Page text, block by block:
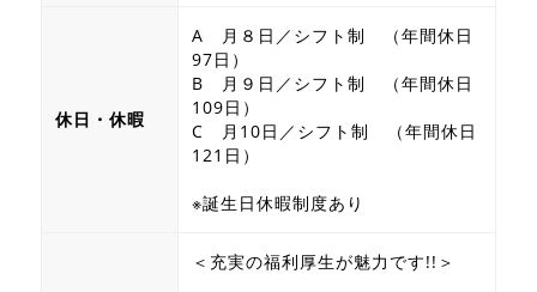
休日・休暇
A 月８日／シフト制 （年間休日
97日）
B 月９日／シフト制 （年間休日
109日）
C 月10日／シフト制 （年間休日
121日）
※誕生日休暇制度あり
＜充実の福利厚生が魅力です!!＞